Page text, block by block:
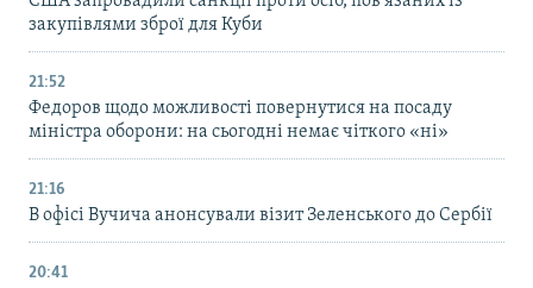
закупівлями зброї для Куби
21:52
Федоров щодо можливості повернутися на посаду
міністра оборони: на сьогодні немає чіткого «ні»
21:16
В офісі Вучича анонсували візит Зеленського до Сербії
20:41